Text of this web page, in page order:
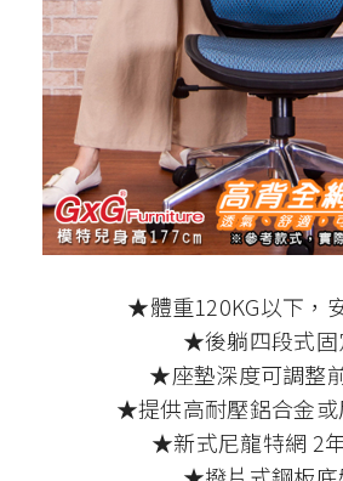
★體重120KG以下，
★後躺四段式固
★座墊深度可調整
★提供高耐壓鋁合金或
★新式尼龍特網 2